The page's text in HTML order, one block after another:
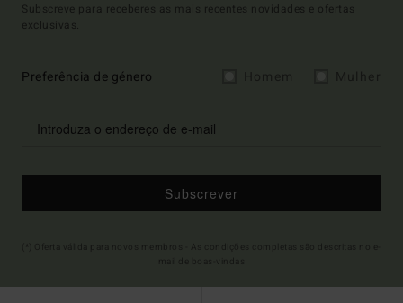
Subscreve para receberes as mais recentes novidades e ofertas
exclusivas.
Preferência de género
Subscrever